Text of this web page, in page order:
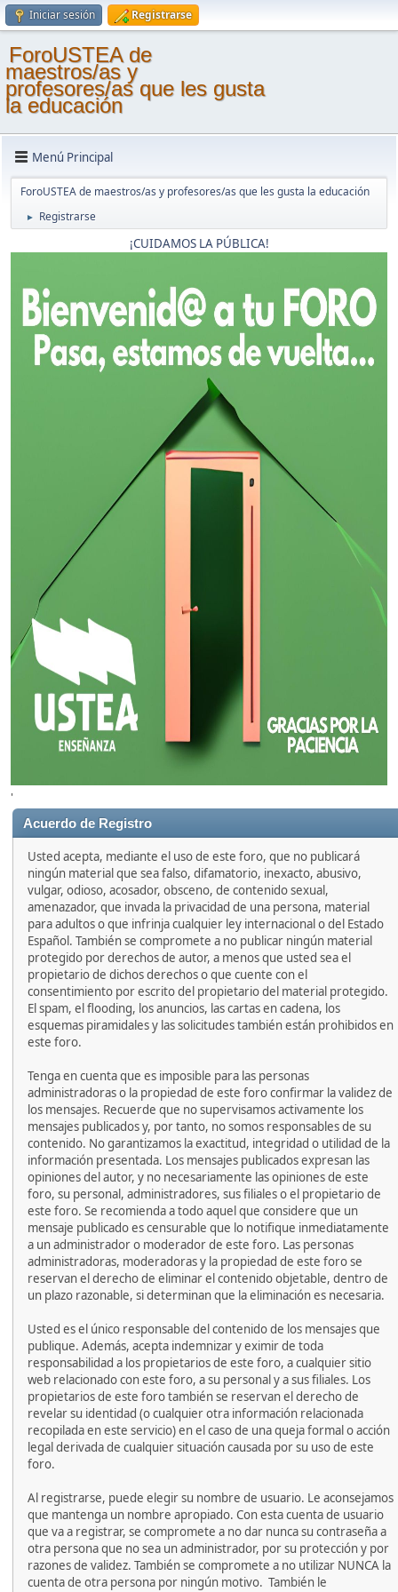
Iniciar sesión Registrarse
ForoUSTEA de
maestros/as y
profesores/as que les gusta
la educación
Menú Principal
ForoUSTEA de maestros/as y profesores/as que les gusta la educación
► Registrarse
¡CUIDAMOS LA PÚBLICA!
'
Acuerdo de Registro
Usted acepta, mediante el uso de este foro, que no publicará
ningún material que sea falso, difamatorio, inexacto, abusivo,
vulgar, odioso, acosador, obsceno, de contenido sexual,
amenazador, que invada la privacidad de una persona, material
para adultos o que infrinja cualquier ley internacional o del Estado
Español. También se compromete a no publicar ningún material
protegido por derechos de autor, a menos que usted sea el
propietario de dichos derechos o que cuente con el
consentimiento por escrito del propietario del material protegido.
El spam, el flooding, los anuncios, las cartas en cadena, los
esquemas piramidales y las solicitudes también están prohibidos en
este foro.
Tenga en cuenta que es imposible para las personas
administradoras o la propiedad de este foro confirmar la validez de
los mensajes. Recuerde que no supervisamos activamente los
mensajes publicados y, por tanto, no somos responsables de su
contenido. No garantizamos la exactitud, integridad o utilidad de la
información presentada. Los mensajes publicados expresan las
opiniones del autor, y no necesariamente las opiniones de este
foro, su personal, administradores, sus filiales o el propietario de
este foro. Se recomienda a todo aquel que considere que un
mensaje publicado es censurable que lo notifique inmediatamente
a un administrador o moderador de este foro. Las personas
administradoras, moderadoras y la propiedad de este foro se
reservan el derecho de eliminar el contenido objetable, dentro de
un plazo razonable, si determinan que la eliminación es necesaria.
Usted es el único responsable del contenido de los mensajes que
publique. Además, acepta indemnizar y eximir de toda
responsabilidad a los propietarios de este foro, a cualquier sitio
web relacionado con este foro, a su personal y a sus filiales. Los
propietarios de este foro también se reservan el derecho de
revelar su identidad (o cualquier otra información relacionada
recopilada en este servicio) en el caso de una queja formal o acción
legal derivada de cualquier situación causada por su uso de este
foro.
Al registrarse, puede elegir su nombre de usuario. Le aconsejamos
que mantenga un nombre apropiado. Con esta cuenta de usuario
que va a registrar, se compromete a no dar nunca su contraseña a
otra persona que no sea un administrador, por su protección y por
razones de validez. También se compromete a no utilizar NUNCA la
cuenta de otra persona por ningún motivo. También le